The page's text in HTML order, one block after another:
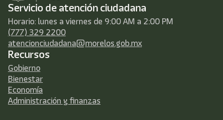
Servicio de atención ciudadana
Horario: lunes a viernes de 9:00 AM a 2:00 PM
(777) 329 2200
atencionciudadana@morelos.gob.mx
Recursos
Gobierno
Bienestar
Economía
Administración y finanzas